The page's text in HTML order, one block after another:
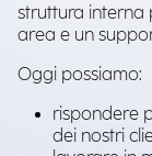
struttura interna
area e un
Oggi possiamo:
rispondere
dei nostri